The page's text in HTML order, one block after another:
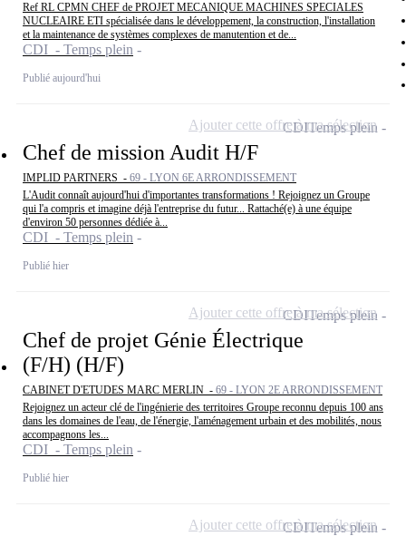
Ref RL CPMN CHEF de PROJET MECANIQUE MACHINES SPECIALES
NUCLEAIRE ETI spécialisée dans le développement, la construction, l'installation
et la maintenance de systèmes complexes de manutention et de...
CDI - Temps plein
Publié aujourd'hui
Chef de mission Audit H/F
IMPLID PARTNERS - 69 - LYON 6E ARRONDISSEMENT
L'Audit connaît aujourd'hui d'importantes transformations ! Rejoignez un Groupe
qui l'a compris et imagine déjà l'entreprise du futur... Rattaché(e) à une équipe
d'environ 50 personnes dédiée à...
CDI - Temps plein
Publié hier
CDITemps plein
Ajouter cette offre à ma sélection
Chef de projet Génie Électrique
(F/H) (H/F)
CABINET D'ETUDES MARC MERLIN - 69 - LYON 2E ARRONDISSEMENT
Rejoignez un acteur clé de l'ingénierie des territoires Groupe reconnu depuis 100 ans
dans les domaines de l'eau, de l'énergie, l'aménagement urbain et des mobilités, nous
accompagnons les...
CDI - Temps plein
Publié hier
CDITemps plein
Ajouter cette offre à ma sélection
CDITemps plein
Ajouter cette offre à ma sélection